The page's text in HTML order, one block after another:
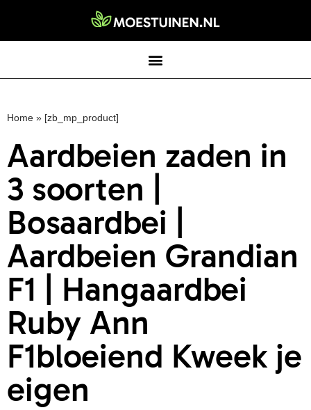
Home » [zb_mp_product]
Aardbeien zaden in
3 soorten |
Bosaardbei |
Aardbeien Grandian
F1 | Hangaardbei
Ruby Ann
F1bloeiend Kweek je
eigen